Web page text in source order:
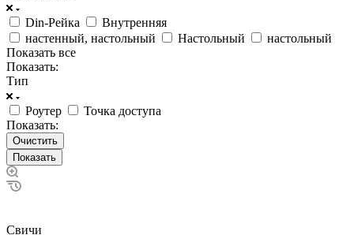
Din-Рейка
Внутренняя
настенный, настольный
Настольный
настольный
Показать все
Показать:
Тип
Роутер
Точка доступа
Показать:
Очистить
Свичи